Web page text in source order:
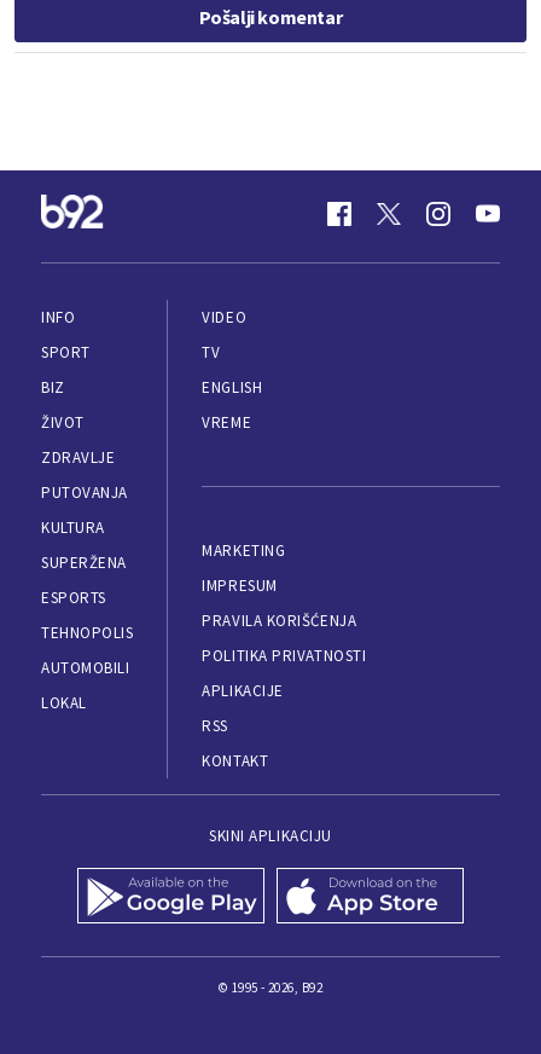
Pošalji komentar
INFO
SPORT
BIZ
ŽIVOT
ZDRAVLJE
PUTOVANJA
KULTURA
SUPERŽENA
ESPORTS
TEHNOPOLIS
AUTOMOBILI
LOKAL
VIDEO
TV
ENGLISH
VREME
MARKETING
IMPRESUM
PRAVILA KORIŠĆENJA
POLITIKA PRIVATNOSTI
APLIKACIJE
RSS
KONTAKT
SKINI APLIKACIJU
© 1995 - 2026, B92